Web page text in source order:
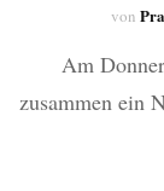
von
Am
zusammen ein